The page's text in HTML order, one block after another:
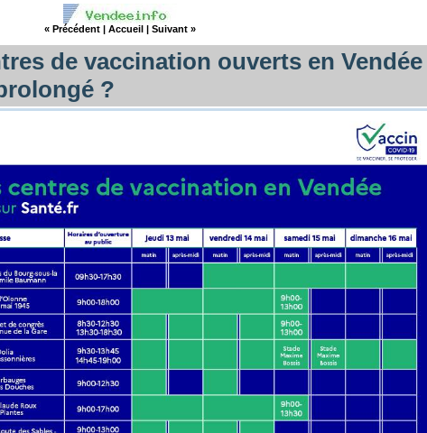
« Précédent | Accueil | Suivant »
de vaccination ouverts en Vendée
?